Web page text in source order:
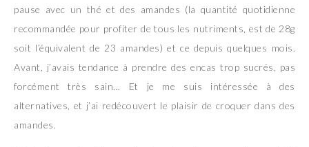
pause avec un thé et des amandes (la quantité quotidienne
recommandée pour profiter de tous les nutriments, est de 28g
soit l’équivalent de 23 amandes) et ce depuis quelques mois.
Avant, j’avais tendance à prendre des encas trop sucrés, pas
forcément très sain… Et je me suis intéressée à des
alternatives, et j’ai redécouvert le plaisir de croquer dans des
amandes.